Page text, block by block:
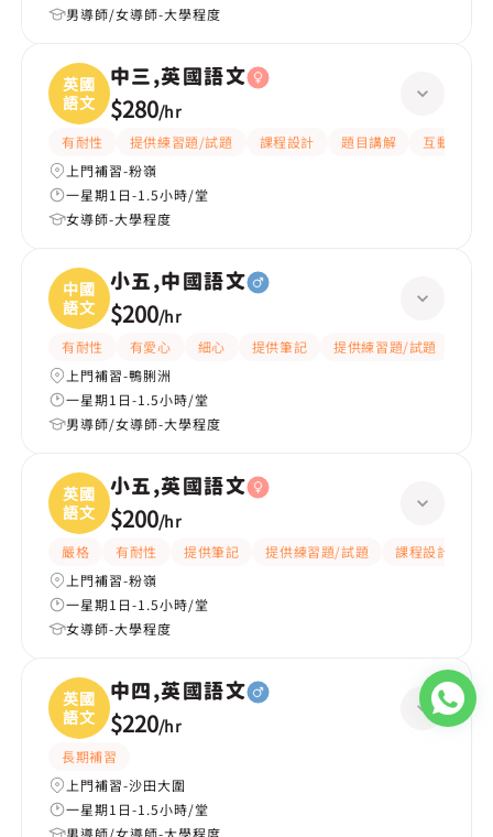
男導師/女導師-大學程度
英國
語文
中三,英國語文
$280/hr
有耐性 提供練習題/試題 課程設計 題目講解
互動教學
上門補習-粉嶺
一星期1日-1.5小時/堂
女導師-大學程度
中國
語文
小五,中國語文
$200/hr
有耐性 有愛心 細心 提供筆記 提供練習題/試題
上門補習-鴨脷洲
一星期1日-1.5小時/堂
男導師/女導師-大學程度
英國
語文
小五,英國語文
$200/hr
嚴格 有耐性 提供筆記 提供練習題/試題 課程設計
上門補習-粉嶺
一星期1日-1.5小時/堂
女導師-大學程度
英國
語文
中四,英國語文
$220/hr
長期補習
上門補習-沙田大圍
一星期1日-1.5小時/堂
男導師/女導師-大學程度